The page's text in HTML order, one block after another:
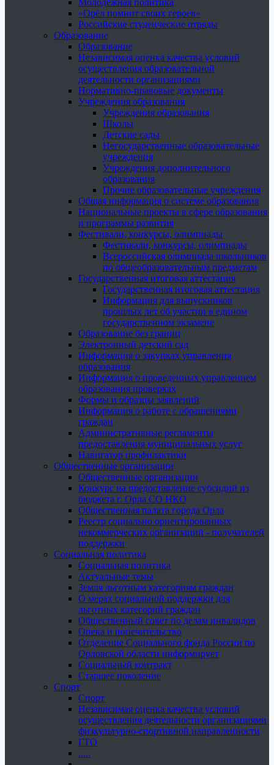
Молодёжная политика
«Орёл помнит своих героев»
Российские студенческие отряды
Образование
Образование
Независимая оценка качества условий
осуществления образовательной
деятельности организациями
Нормативно-правовые документы
Учреждения образования
Учреждения образования
Школы
Детские сады
Негосударственные образовательные
учреждения
Учреждения дополнительного
образования
Прочие образовательные учреждения
Общая информация о системе образования
Национальные проекты в сфере образования
и программы развития
Фестивали, конкурсы, олимпиады
Фестивали, конкурсы, олимпиады
Всероссийская олимпиада школьников
по общеобразовательным предметам
Государственная итоговая аттестация
Государственная итоговая аттестация
Информация для выпускников
прошлых лет об участии в едином
государственном экзамене
Образование без границ
Электронный детский сад
Информация о закупках управления
образования
Информация о проведенных управлением
образования проверках
Формы и образцы заявлений
Информация о работе с обращениями
граждан
Административные регламенты
предоставления муниципальных услуг
Навигатор профилактики
Общественные организации
Общественные организации
Конкурс на предоставление субсидий из
бюджета г. Орла СО НКО
Общественная палата города Орла
Реестр социально ориентированных
некоммерческих организаций - получателей
поддержки
Социальная политика
Социальная политика
Актуальные темы
Земля льготным категориям граждан
О мерах социальной поддержки для
льготных категорий граждан
Общественный совет по делам инвалидов
Опека и попечительство
Отделение Социального фонда России по
Орловской области информирует
Социальный контракт
Старшее поколение
Спорт
Спорт
Независимая оценка качества условий
осуществления деятельности организациями
физкультурно-спортивной направленности
ГТО
.....